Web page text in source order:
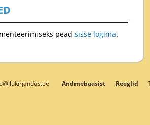
peadsisse logima.
Andmebaasist Reeglid